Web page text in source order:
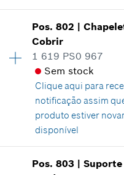
Grupo de preço:29
Informações de
Comprovante de
Indicar na
18,77 €*
Pos.802 |
Cobrir
1 619 PS0 967
Sem stock
Clique aqui para
notificação assim
produto estiver
disponível
Grupo de preço:21
Pos.803 |Suporte